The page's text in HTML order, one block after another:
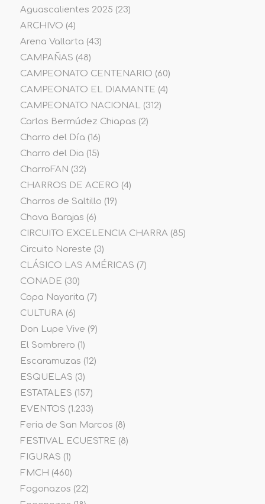
Aguascalientes 2025 (23)
ARCHIVO (4)
Arena Vallarta (43)
CAMPAÑAS (48)
CAMPEONATO CENTENARIO (60)
CAMPEONATO EL DIAMANTE (4)
CAMPEONATO NACIONAL(312)
Carlos Bermúdez Chiapas (2)
Charro del Día (16)
Charro del Dia (15)
CharroFAN (32)
CHARROS DE ACERO (4)
Charros de Saltillo (19)
Chava Barajas (6)
CIRCUITO EXCELENCIA CHARRA(85)
Circuito Noreste (3)
CLÁSICO LAS AMÉRICAS (7)
CONADE (30)
Copa Nayarita (7)
CULTURA(6)
Don Lupe Vive (9)
El Sombrero (1)
Escaramuzas (12)
ESQUELAS (3)
ESTATALES (157)
EVENTOS (1.233)
Feria de San Marcos (8)
FESTIVAL ECUESTRE (8)
FIGURAS (1)
FMCH (460)
Fogonazos (22)